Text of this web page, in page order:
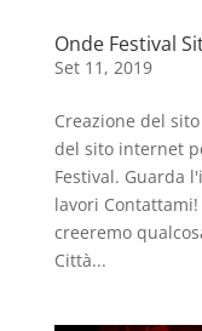
Onde Festival
Set 11, 2019
Creazione del
del sito internet
Festival. Guarda
lavori
creeremo
Città...